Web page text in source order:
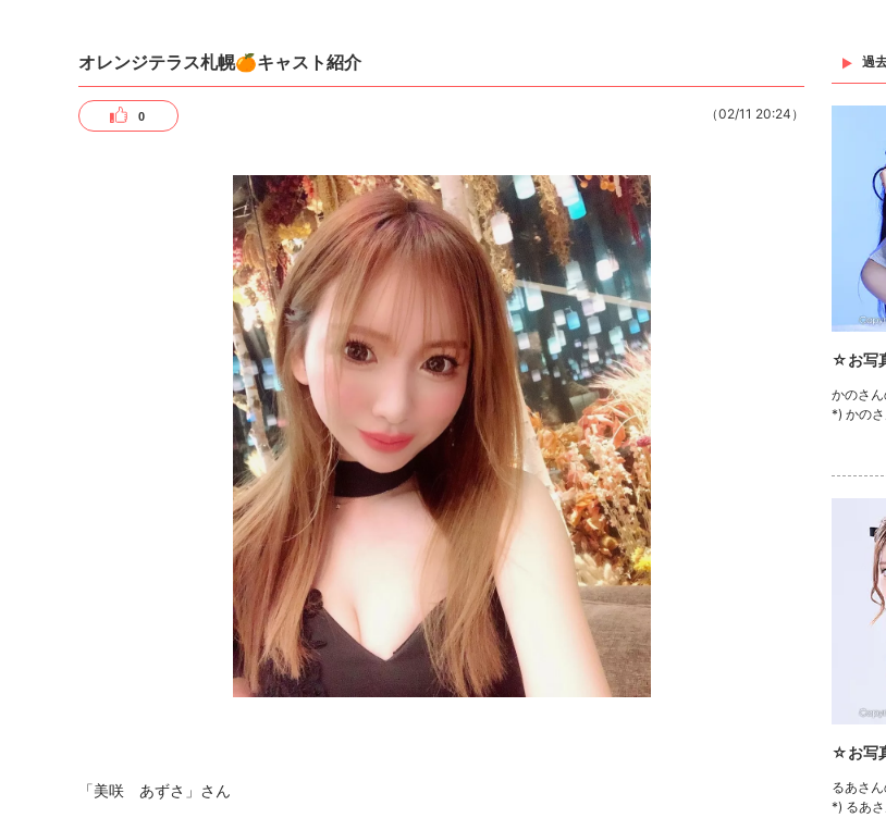
オレンジテラス札幌🍊キャスト紹介
0 （02/11 20:24）
「美咲 あずさ」さん
過
☆お写
かのさ
*) かの
☆お写
るあさ
*) るあ